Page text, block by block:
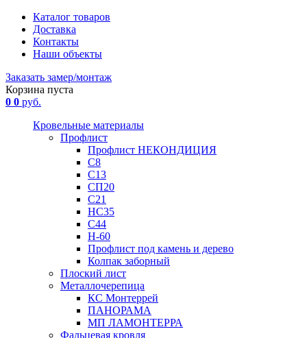
Каталог товаров
Доставка
Контакты
Наши объекты
Заказать замер/монтаж
Корзина пуста
0 0 руб.
Кровельные материалы
Профлист
Профлист НЕКОНДИЦИЯ
С8
С13
СП20
С21
НС35
С44
Н-60
Профлист под камень и дерево
Колпак заборный
Плоский лист
Металлочерепица
КС Монтеррей
ПАНОРАМА
МП ЛАМОНТЕРРА
Фальцевая кровля